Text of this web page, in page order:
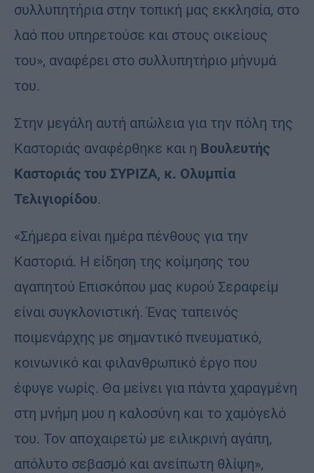
συλλυπητήρια στην τοπική μας εκκλησία, στο
λαό που υπηρετούσε και στους οικείους
του», αναφέρει στο συλλυπητήριο μήνυμά
του.
Στην μεγάλη αυτή απώλεια για την πόλη της
Καστοριάς αναφέρθηκε και η Βουλευτής
Καστοριάς του ΣΥΡΙΖΑ, κ. Ολυμπία
Τελιγιορίδου.
«Σήμερα είναι ημέρα πένθους για την
Καστοριά. Η είδηση της κοίμησης του
αγαπητού Επισκόπου μας κυρού Σεραφείμ
είναι συγκλονιστική. Ένας ταπεινός
ποιμενάρχης με σημαντικό πνευματικό,
κοινωνικό και φιλανθρωπικό έργο που
έφυγε νωρίς. Θα μείνει για πάντα χαραγμένη
στη μνήμη μου η καλοσύνη και το χαμόγελό
του. Τον αποχαιρετώ με ειλικρινή αγάπη,
απόλυτο σεβασμό και ανείπωτη θλίψη»,